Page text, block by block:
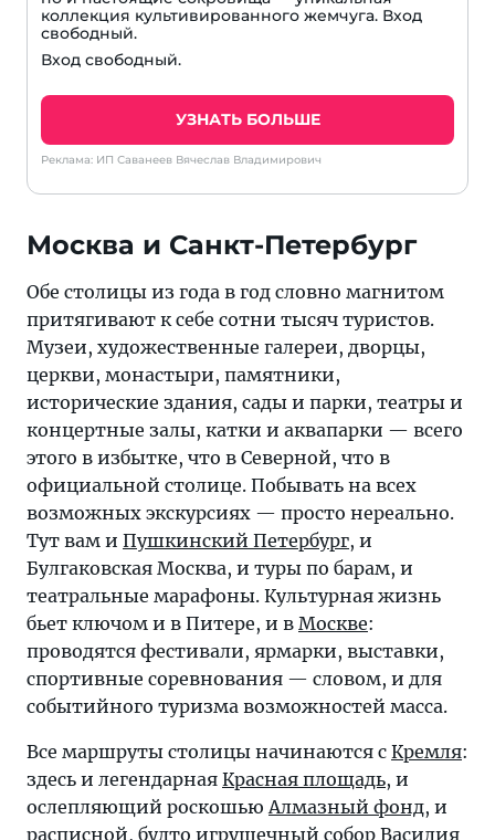
коллекция культивированного жемчуга. Вход
свободный.
Вход свободный.
УЗНАТЬ БОЛЬШЕ
Реклама: ИП Саванеев Вячеслав Владимирович
Москва и Санкт-Петербург
Обе столицы из года в год словно магнитом
притягивают к себе сотни тысяч туристов.
Музеи, художественные галереи, дворцы,
церкви, монастыри, памятники,
исторические здания, сады и парки, театры и
концертные залы, катки и аквапарки — всего
этого в избытке, что в Северной, что в
официальной столице. Побывать на всех
возможных экскурсиях — просто нереально.
Тут вам и Пушкинский Петербург, и
Булгаковская Москва, и туры по барам, и
театральные марафоны. Культурная жизнь
бьет ключом и в Питере, и в Москве:
проводятся фестивали, ярмарки, выставки,
спортивные соревнования — словом, и для
событийного туризма возможностей масса.
Все маршруты столицы начинаются с Кремля:
здесь и легендарная Красная площадь, и
ослепляющий роскошьюАлмазный фонд, и
расписной, будто игрушечный собор Василия